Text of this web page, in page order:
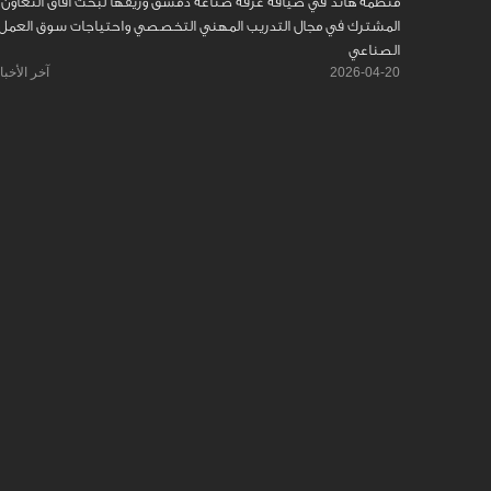
المشترك في مجال التدريب المهني التخصصي واحتياجات سوق
الصناعي
2026-04-20 آخر